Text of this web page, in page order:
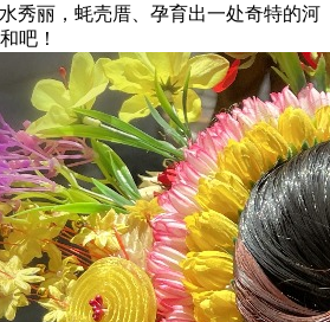
秀丽，蚝壳厝、孕育出一处奇特的河
吧！